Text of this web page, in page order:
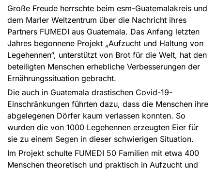
Große Freude herrschte beim esm-Guatemalakreis und
dem Marler Weltzentrum über die Nachricht ihres
Partners FUMEDI aus Guatemala. Das Anfang letzten
Jahres begonnene Projekt „Aufzucht und Haltung von
Legehennen“, unterstützt von Brot für die Welt, hat den
beteiligten Menschen erhebliche Verbesserungen der
Ernährungssituation gebracht.
Die auch in Guatemala drastischen Covid-19-
Einschränkungen führten dazu, dass die Menschen ihre
abgelegenen Dörfer kaum verlassen konnten. So
wurden die von 1000 Legehennen erzeugten Eier für
sie zu einem Segen in dieser schwierigen Situation.
Im Projekt schulte FUMEDI 50 Familien mit etwa 400
Menschen theoretisch und praktisch in Aufzucht und